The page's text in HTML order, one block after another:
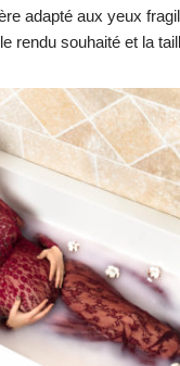
adapté aux yeux
rendu souhaité et la